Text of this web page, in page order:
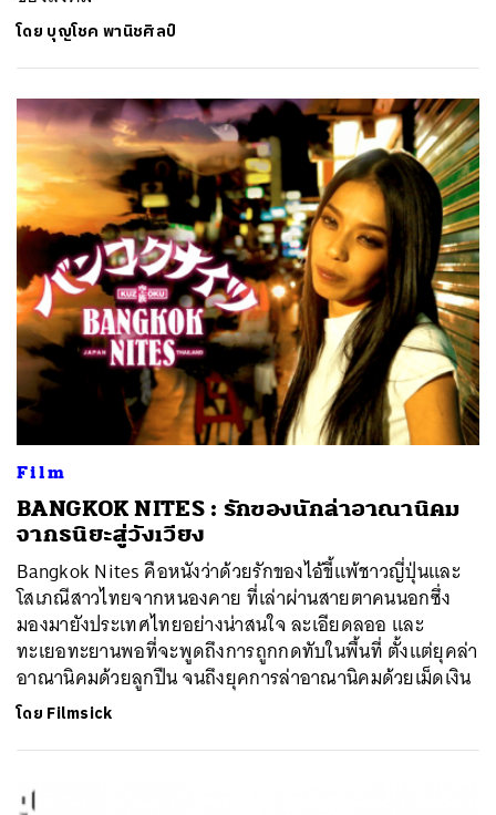
โดย บุญโชค พานิชศิลป์
Film
BANGKOK NITES : รักของนักล่าอาณานิคม
จากธนิยะสู่วังเวียง
Bangkok Nites คือหนังว่าด้วยรักของไอ้ขี้แพ้ชาวญี่ปุ่นและ
โสเภณีสาวไทยจากหนองคาย ที่เล่าผ่านสายตาคนนอกซึ่ง
มองมายังประเทศไทยอย่างน่าสนใจ ละเอียดลออ และ
ทะเยอทะยานพอที่จะพูดถึงการถูกกดทับในพื้นที่ ตั้งแต่ยุคล่า
อาณานิคมด้วยลูกปืน จนถึงยุคการล่าอาณานิคมด้วยเม็ดเงิน
โดย Filmsick